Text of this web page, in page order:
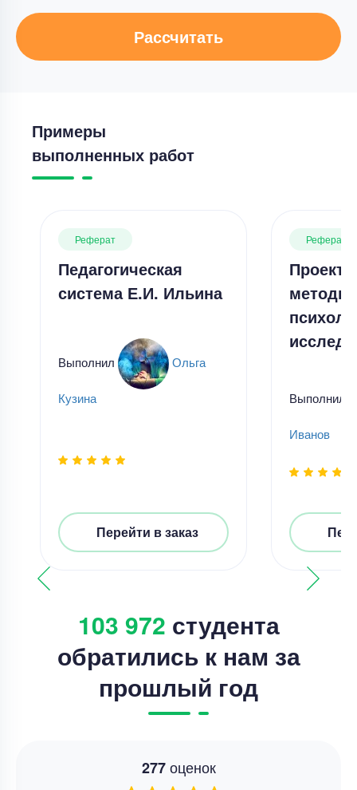
Рассчитать
Примеры
выполненных работ
Реферат
Педагогическая
система Е.И. Ильина
Выполнил Ольга
Кузина
Перейти в заказ
Реферат
методы
Выполнил
Иванов
103 972 студента
обратились к нам за
прошлый год
277оценок